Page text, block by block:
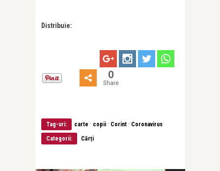
Distribuie:
0
Share
Tag-uri: carte · copii · Corint · Coronavirus
Categorii: Cărți